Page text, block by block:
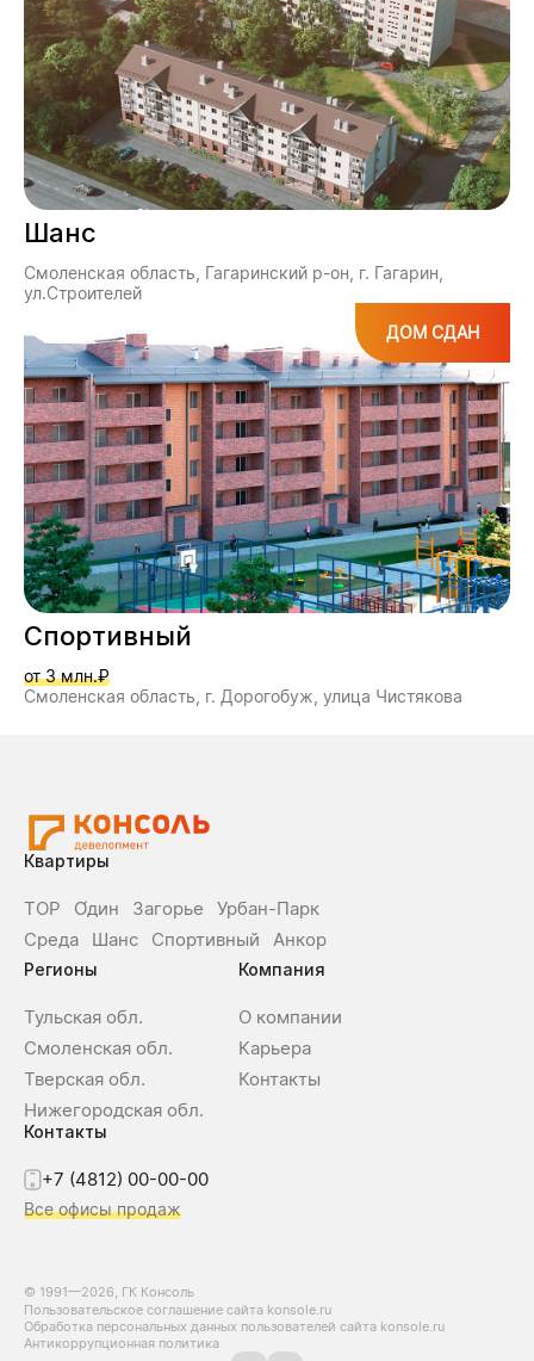
Шанс
Смоленская область, Гагаринский р-он, г. Гагарин,
ул.Строителей
ДОМ СДАН
Спортивный
от 3 млн.₽
Смоленская область, г. Дорогобуж, улица Чистякова
Квартиры
ТОР О́дин Загорье
Урбан-Парк
Среда
Шанс Спортивный Анкор
Регионы
Тульская обл.
Смоленская обл.
Тверская обл.
Нижегородская обл.
Компания
О компании
Карьера
Контакты
Контакты
+7 (4812) 00-00-00
Все офисы продаж
© 1991—2026, ГК Консоль
Пользовательское соглашение сайта konsole.ru
Обработка персональных данных пользователей сайта konsole.ru
Антикоррупционная политика